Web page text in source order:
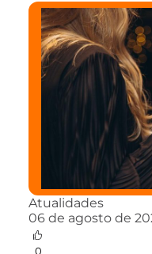
Atualidades
06 de agosto de
0